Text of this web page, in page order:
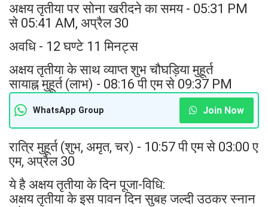
अक्षय तृतीया पर सोना खरीदने का समय - 05:31 PM
से 05:41 AM, अप्रैल 30
अवधि - 12 घण्टे 11 मिनट्स
अक्षय तृतीया के साथ व्याप्त शुभ चौघड़िया मुहूर्त
सायाह्न मुहूर्त (लाभ) - 08:16 पी एम से 09:37 PM
WhatsApp Group Join Now
रात्रि मुहूर्त (शुभ, अमृत, चर) - 10:57 पी एम से 03:00 ए
एम, अप्रैल 30
ये है अक्षय तृतीया के दिन पूजा-विधि:
अक्षय तृतीया के इस पावन दिन सुबह जल्दी उठकर स्नान